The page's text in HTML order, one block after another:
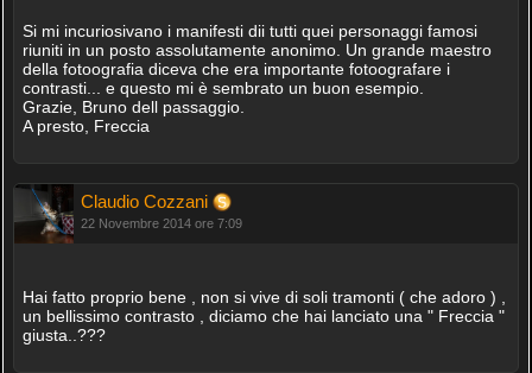
Si mi incuriosivano i manifesti dii tutti quei personaggi famosi
riuniti in un posto assolutamente anonimo. Un grande maestro
della fotoografia diceva che era importante fotoografare i
contrasti... e questo mi è sembrato un buon esempio.
Grazie, Bruno dell passaggio.
A presto, Freccia
Claudio Cozzani
22 Novembre 2014 ore 7:09
Hai fatto proprio bene , non si vive di soli tramonti ( che adoro ) ,
un bellissimo contrasto , diciamo che hai lanciato una " Freccia "
giusta..???